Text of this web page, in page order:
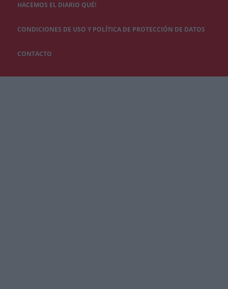
HACEMOS EL DIARIO QUÉ!
CONDICIONES DE USO Y POLÍTICA DE PROTECCIÓN DE DATOS
CONTACTO